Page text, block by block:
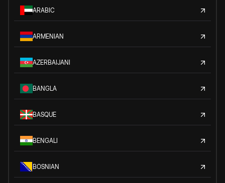
ARABIC
ARMENIAN
AZERBAIJANI
BANGLA
BASQUE
BENGALI
BOSNIAN